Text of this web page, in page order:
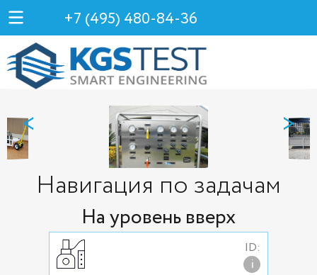
+7 (495) 480-84-36
< >
Навигация по задачам
На уровень вверх
ID:
i